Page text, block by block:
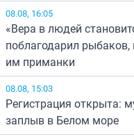
08.08, 16:05
«Вера в людей
поблагодарил
им приманки
08.08, 15:03
Регистрация открыта:
заплыв в Белом море